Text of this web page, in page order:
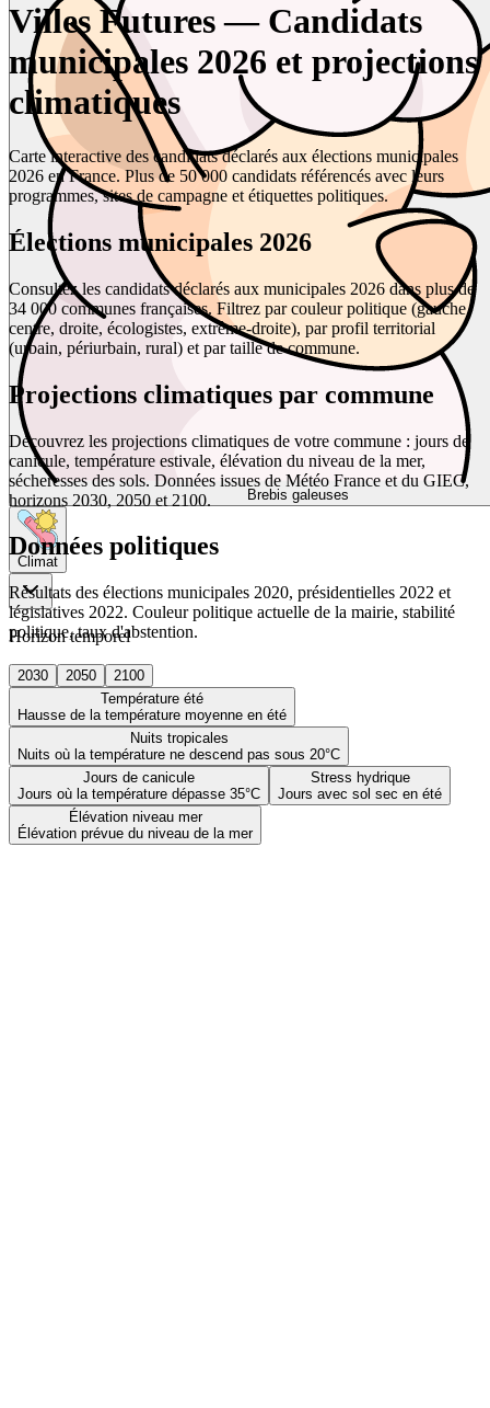
Brebis galeuses
Climat
Horizon temporel
2030 2050
2100
Température été
Hausse de la température moyenne en été
Nuits tropicales
Nuits où la température ne descend pas sous 20°C
Jours de canicule
Jours où la température dépasse 35°C
Stress hydrique
Jours avec sol sec en été
Élévation niveau mer
Élévation prévue du niveau de la mer
Villes Futures — Candidats
municipales 2026 et projections
climatiques
Carte interactive des candidats déclarés aux élections municipales
2026 en France. Plus de 50 000 candidats référencés avec leurs
programmes, sites de campagne et étiquettes politiques.
Élections municipales 2026
Consultez les candidats déclarés aux municipales 2026 dans plus de
34 000 communes françaises. Filtrez par couleur politique (gauche,
centre, droite, écologistes, extrême-droite), par profil territorial
(urbain, périurbain, rural) et par taille de commune.
Projections climatiques par commune
Découvrez les projections climatiques de votre commune : jours de
canicule, température estivale, élévation du niveau de la mer,
sécheresses des sols. Données issues de Météo France et du GIEC,
horizons 2030, 2050 et 2100.
Données politiques
Résultats des élections municipales 2020, présidentielles 2022 et
législatives 2022. Couleur politique actuelle de la mairie, stabilité
politique, taux d'abstention.